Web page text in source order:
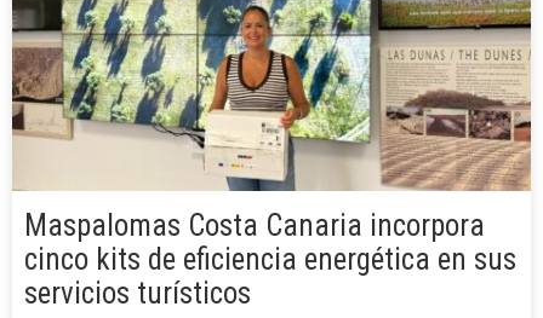
Maspalomas Costa Canaria incorpora
cinco kits de eficiencia energética en sus
servicios turísticos